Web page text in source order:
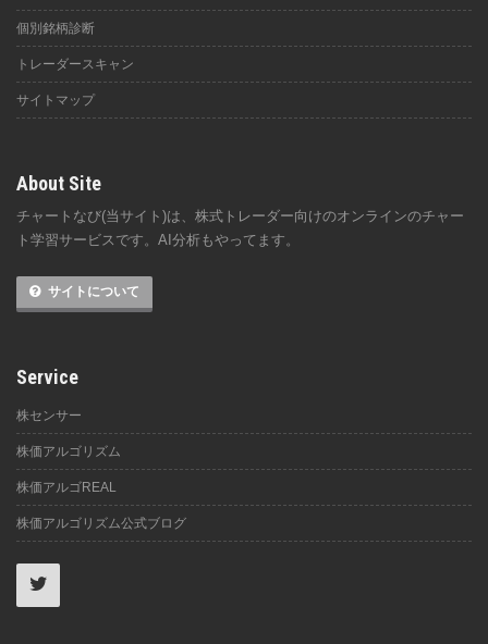
個別銘柄診断
トレーダースキャン
サイトマップ
About Site
チャートなび(当サイト)は、株式トレーダー向けのオンラインのチャー
ト学習サービスです。AI分析もやってます。
サイトについて
Service
株センサー
株価アルゴリズム
株価アルゴREAL
株価アルゴリズム公式ブログ